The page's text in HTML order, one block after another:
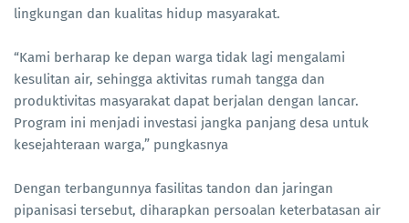
lingkungan dan kualitas hidup masyarakat.
“Kami berharap ke depan warga tidak lagi mengalami
kesulitan air, sehingga aktivitas rumah tangga dan
produktivitas masyarakat dapat berjalan dengan lancar.
Program ini menjadi investasi jangka panjang desa untuk
kesejahteraan warga,” pungkasnya
Dengan terbangunnya fasilitas tandon dan jaringan
pipanisasi tersebut, diharapkan persoalan keterbatasan air